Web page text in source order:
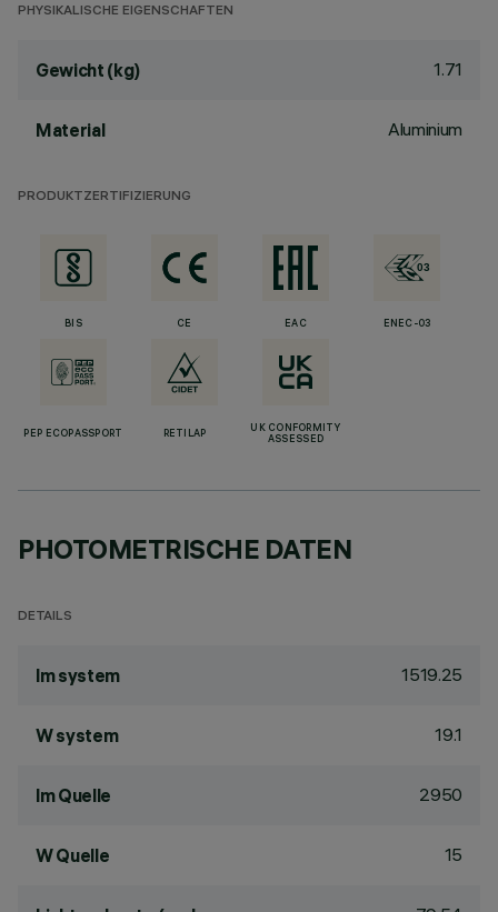
PHYSIKALISCHE EIGENSCHAFTEN
Gewicht (kg) 1.71
Material Aluminium
PRODUKTZERTIFIZIERUNG
BIS CE EAC ENEC-03
PEP ECOPASSPORT RETILAP
UK CONFORMITY
ASSESSED
PHOTOMETRISCHE DATEN
DETAILS
lm system 1519.25
W system 19.1
lm Quelle 2950
W Quelle 15